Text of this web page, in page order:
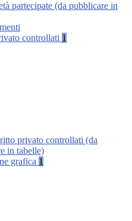
partecipate (da pubblicare in
controllati 1
privato controllati (da
in tabelle)
grafica 1